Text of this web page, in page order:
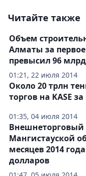
Читайте также
01:21, 22 июля 2014
Объем
Алматы за
превысил 96
01:35, 04 июля 2014
Около 20 трлн
торгов на KASE
Внешнеторговый
Мангистауской
месяцев 2014
долларов